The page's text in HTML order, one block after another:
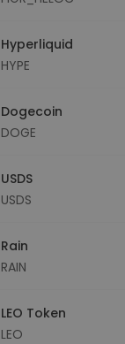
Hyperliquid
HYPE
Dogecoin
DOGE
USDS
USDS
Rain
RAIN
LEO Token
LEO